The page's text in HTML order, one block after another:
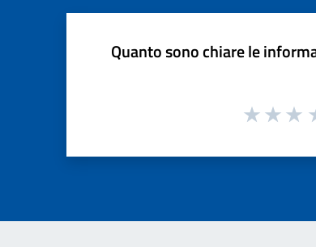
Quanto sono chiare le